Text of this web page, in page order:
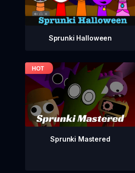
Sprunki Halloween
Sprunki Mastered